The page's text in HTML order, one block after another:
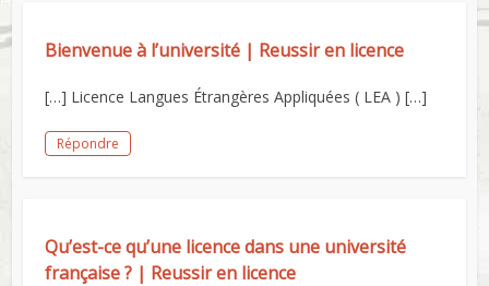
Bienvenue à l’université | Reussir en licence
[…] Licence Langues Étrangères Appliquées ( LEA ) […]
Répondre
Qu’est-ce qu’une licence dans une université
française ? | Reussir en licence